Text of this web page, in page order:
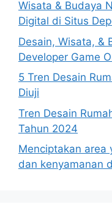
Wisata & Budaya
Digital di Situs
Desain, Wisata, &
Developer Game
5 Tren Desain
Diuji
Tren Desain
Tahun 2024
Menciptakan area
dan kenyamanan